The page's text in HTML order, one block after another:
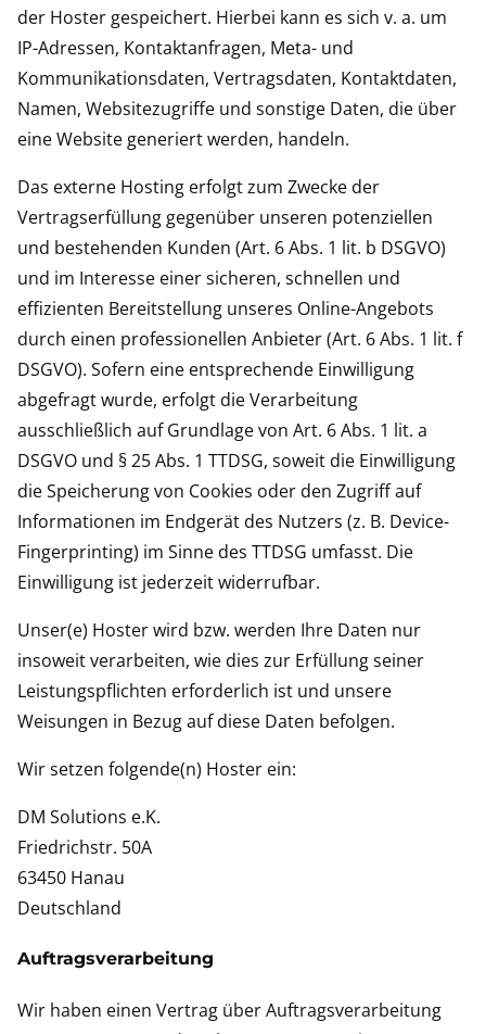
der Hoster gespeichert. Hierbei kann es sich v. a. um
IP-Adressen, Kontaktanfragen, Meta- und
Kommunikationsdaten, Vertragsdaten, Kontaktdaten,
Namen, Websitezugriffe und sonstige Daten, die über
eine Website generiert werden, handeln.
Das externe Hosting erfolgt zum Zwecke der
Vertragserfüllung gegenüber unseren potenziellen
und bestehenden Kunden (Art. 6 Abs. 1 lit. b DSGVO)
und im Interesse einer sicheren, schnellen und
effizienten Bereitstellung unseres Online-Angebots
durch einen professionellen Anbieter (Art. 6 Abs. 1 lit. f
DSGVO). Sofern eine entsprechende Einwilligung
abgefragt wurde, erfolgt die Verarbeitung
ausschließlich auf Grundlage von Art. 6 Abs. 1 lit. a
DSGVO und § 25 Abs. 1 TTDSG, soweit die Einwilligung
die Speicherung von Cookies oder den Zugriff auf
Informationen im Endgerät des Nutzers (z. B. Device-
Fingerprinting) im Sinne des TTDSG umfasst. Die
Einwilligung ist jederzeit widerrufbar.
Unser(e) Hoster wird bzw. werden Ihre Daten nur
insoweit verarbeiten, wie dies zur Erfüllung seiner
Leistungspflichten erforderlich ist und unsere
Weisungen in Bezug auf diese Daten befolgen.
Wir setzen folgende(n) Hoster ein:
DM Solutions e.K.
Friedrichstr. 50A
63450 Hanau
Deutschland
Auftragsverarbeitung
Wir haben einen Vertrag über Auftragsverarbeitung